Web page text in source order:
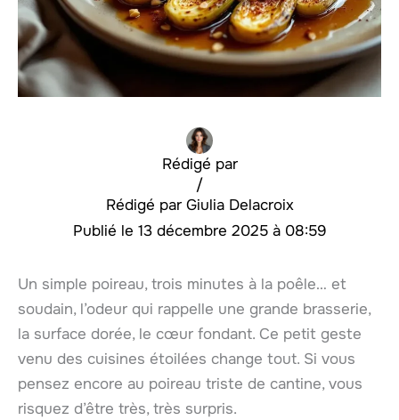
Rédigé par
Giulia Delacroix
/
13 décembre 2025 à 08:59
Un simple poireau, trois minutes à la poêle… et
soudain, l’odeur qui rappelle une grande brasserie,
la surface dorée, le cœur fondant. Ce petit geste
venu des cuisines étoilées change tout. Si vous
pensez encore au poireau triste de cantine, vous
risquez d’être très, très surpris.